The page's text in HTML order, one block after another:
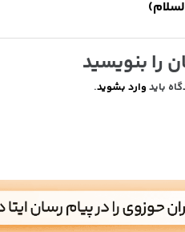
را بنویسید
باید وارد بشوید.